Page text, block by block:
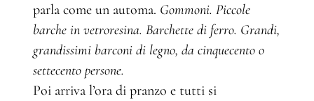
parla come un automa. Gommoni. Piccole
barche in vetroresina. Barchette di ferro. Grandi,
grandissimi barconi di legno, da cinquecento o
settecento persone.
Poi arriva l’ora di pranzo e tutti si